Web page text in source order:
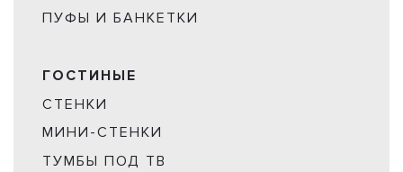
ПУФЫ И БАНКЕТКИ
ГОСТИНЫЕ
СТЕНКИ
МИНИ-СТЕНКИ
ТУМБЫ ПОД ТВ